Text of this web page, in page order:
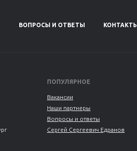
ВОПРОСЫ И ОТВЕТЫ КОНТАКТЫ
ПОПУЛЯРНОЕ
Вакансии
Наши партнеры
Вопросы и ответы
Сергей Сергеевич Едранов